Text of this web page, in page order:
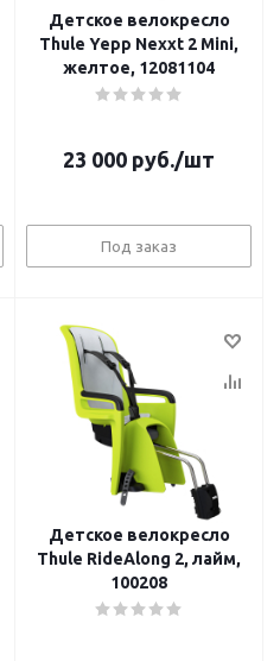
Детское велокресло
Thule Yepp Nexxt 2 Mini,
желтое, 12081104
23 000 руб./шт
Под заказ
Детское велокресло
Thule RideAlong 2, лайм,
100208